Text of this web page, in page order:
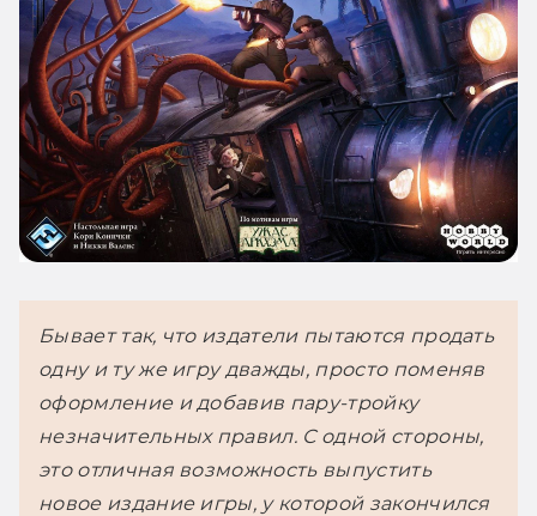
Бывает так, что издатели пытаются продать
одну и ту же игру дважды, просто поменяв
оформление и добавив пару-тройку
незначительных правил. С одной стороны,
это отличная возможность выпустить
новое издание игры, у которой закончился